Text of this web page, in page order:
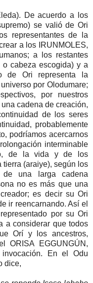
De acuerdo a los
se valió de Ori
representantes de la
a los IRUNMOLES,
a los restantes
cabeza escogida) y a
de Ori representa la
por Olodumare;
por nuestros
cadena de creación,
de los seres
probablemente
podríamos acercarnos
interminable
de la vida y de los
(araiye), según los
una larga cadena
no es más que una
es decir su Ori
ir reencarnando. Así el
por su Ori
a considerar que todos
Orí y los ancestros,
ORISA EGGUNGÚN,
En el Odu
dice,